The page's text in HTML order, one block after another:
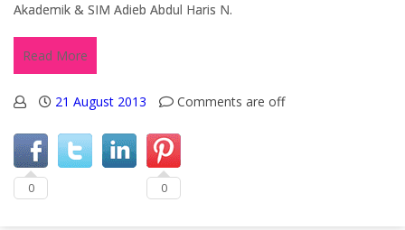
Akademik & SIM Adieb Abdul Haris N.
Read More
21 August 2013 Comments are off
0 0